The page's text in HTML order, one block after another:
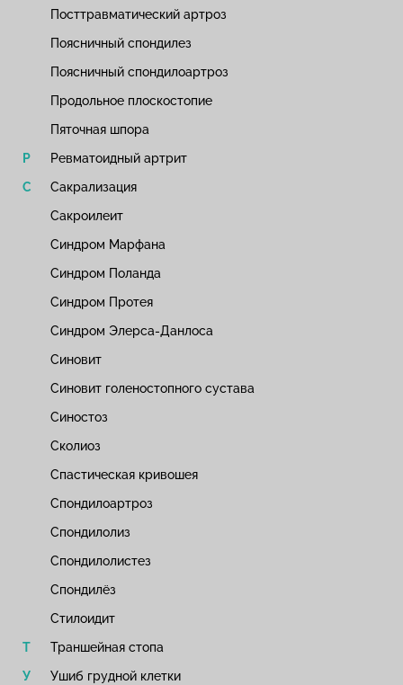
Посттравматический артроз
Поясничный спондилез
Поясничный спондилоартроз
Продольное плоскостопие
Пяточная шпора
Ревматоидный артрит
Сакрализация
Сакроилеит
Синдром Марфана
Синдром Поланда
Синдром Протея
Синдром Элерса-Данлоса
Синовит
Синовит голеностопного сустава
Синостоз
Сколиоз
Спастическая кривошея
Спондилоартроз
Спондилолиз
Спондилолистез
Спондилёз
Стилоидит
Траншейная стопа
Ушиб грудной клетки